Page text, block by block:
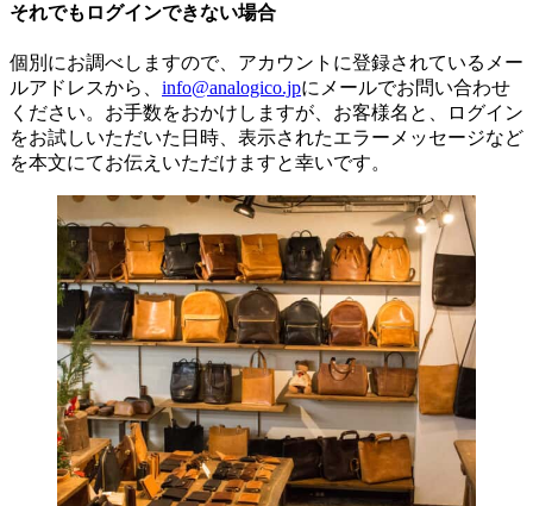
それでもログインできない場合
個別にお調べしますので、アカウントに登録されているメー
ルアドレスから、 info@analogico.jpにメールでお問い合わせ
ください。お手数をおかけしますが、お客様名と、ログイン
をお試しいただいた日時、表示されたエラーメッセージなど
を本文にてお伝えいただけますと幸いです。